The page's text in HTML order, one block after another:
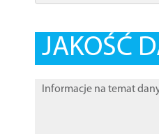
JAKOŚĆ
Informacje na temat